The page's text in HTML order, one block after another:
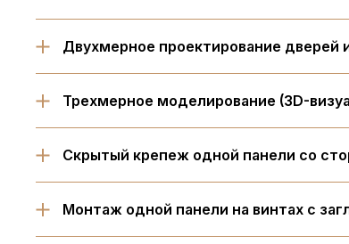
Двухмерное проектирование дверей
Трехмерное моделирование (3D-
Скрытый крепеж одной панели со
Монтаж одной панели на винтах с